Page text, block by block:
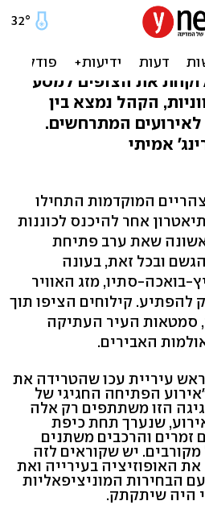
קהל יוצא למסע
את הצופים למסע
הקהל נמצא בין
לאירועים המתרחשים.
אמיתי
המוקדמות התחילו
אחר להיכנס לכוננות
שאת ערב פתיחת
ובכל זאת, בעונה
סתיו, מזג האוויר
להפתיע. קילוחים הציפו תוך
סמטאות העיר העתיקה
האבירים.
עיריית עכו שהטרידה את
הפתיחה החגיגי של
הזו משתתפים רק אלה
שנערך תחת כיפת
זמרים והרכבים משתנים
יש שקוראים לזה
האופוזיציה בעירייה ואת
הבחירות המוניציפאליות
היה שיתקתק.